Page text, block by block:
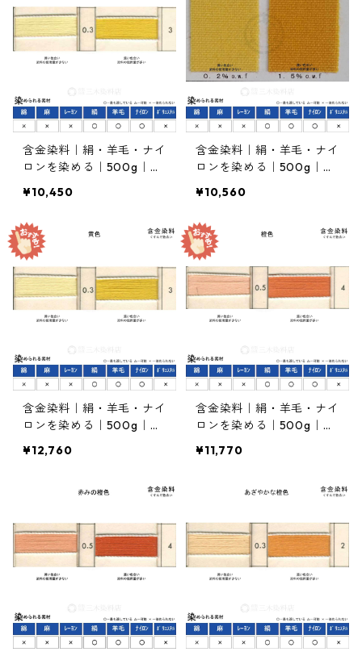
含金染料｜絹・羊毛・ナイ
ロンを染める｜500g｜イ
０％（青みの黄色）
¥10,450
含金染料｜絹・羊毛・ナイ
ロンを染める｜500g｜ア
（赤みの黄色）
¥10,560
含金染料｜絹・羊毛・ナイ
ロンを染める｜500g｜ラ
¥12,760
含金染料｜絹・羊毛・ナイ
ロンを染める｜500g｜ラ
¥11,770